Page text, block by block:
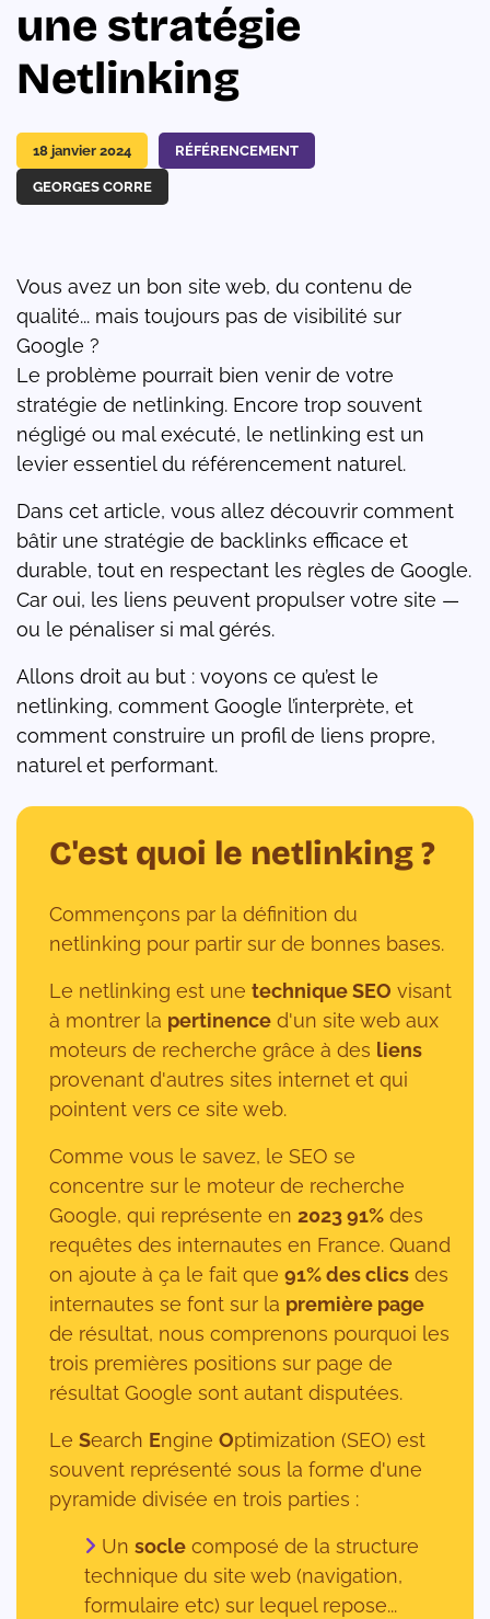
une stratégie
Netlinking
GEORGES CORRE
RÉFÉRENCEMENT
18 janvier 2024
Vous avez un bon site web, du contenu de
qualité... mais toujours pas de visibilité sur
Google ?
Le problème pourrait bien venir de votre
stratégie de netlinking. Encore trop souvent
négligé ou mal exécuté, le netlinking est un
levier essentiel du référencement naturel.
Dans cet article, vous allez découvrir comment
bâtir une stratégie de backlinks efficace et
durable, tout en respectant les règles de Google.
Car oui, les liens peuvent propulser votre site —
ou le pénaliser si mal gérés.
Allons droit au but : voyons ce qu’est le
netlinking, comment Google l’interprète, et
comment construire un profil de liens propre,
naturel et performant.
C'est quoi le netlinking ?
Commençons par la définition du
netlinking pour partir sur de bonnes bases.
Le netlinking est une technique SEO visant
à montrer la pertinence d'un site web aux
moteurs de recherche grâce à des liens
provenant d'autres sites internet et qui
pointent vers ce site web.
Comme vous le savez, le SEO se
concentre sur le moteur de recherche
Google, qui représente en 2023 91% des
requêtes des internautes en France. Quand
on ajoute à ça le fait que 91% des clics des
internautes se font sur la première page
de résultat, nous comprenons pourquoi les
trois premières positions sur page de
résultat Google sont autant disputées.
Le Search Engine Optimization (SEO) est
souvent représenté sous la forme d'une
pyramide divisée en trois parties :
Un socle composé de la structure
technique du site web (navigation,
formulaire etc) sur lequel repose...